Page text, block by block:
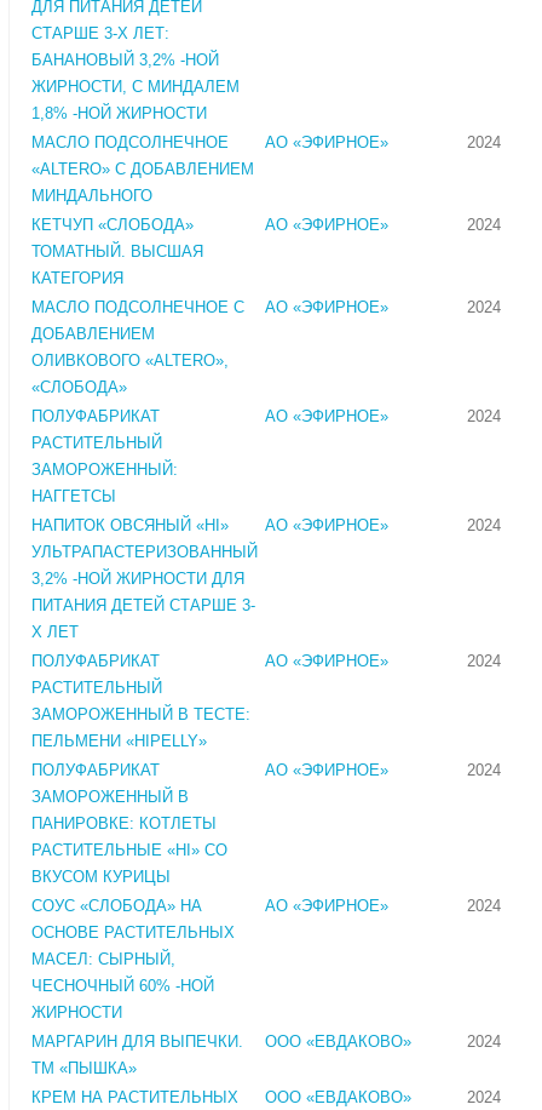
ДЛЯ ПИТАНИЯ ДЕТЕЙ
СТАРШЕ 3-Х ЛЕТ:
БАНАНОВЫЙ 3,2% -НОЙ
ЖИРНОСТИ, С МИНДАЛЕМ
1,8% -НОЙ ЖИРНОСТИ
МАСЛО ПОДСОЛНЕЧНОЕ
«ALTERO» С ДОБАВЛЕНИЕМ
МИНДАЛЬНОГО
АО «ЭФИРНОЕ» 2024
КЕТЧУП «СЛОБОДА»
ТОМАТНЫЙ. ВЫСШАЯ
КАТЕГОРИЯ
АО «ЭФИРНОЕ» 2024
МАСЛО ПОДСОЛНЕЧНОЕ С
ДОБАВЛЕНИЕМ
ОЛИВКОВОГО «ALTERO»,
«СЛОБОДА»
АО «ЭФИРНОЕ» 2024
ПОЛУФАБРИКАТ
РАСТИТЕЛЬНЫЙ
ЗАМОРОЖЕННЫЙ:
НАГГЕТСЫ
АО «ЭФИРНОЕ» 2024
НАПИТОК ОВСЯНЫЙ «HI»
УЛЬТРАПАСТЕРИЗОВАННЫЙ
3,2% -НОЙ ЖИРНОСТИ ДЛЯ
ПИТАНИЯ ДЕТЕЙ СТАРШЕ 3-
Х ЛЕТ
АО «ЭФИРНОЕ» 2024
ПОЛУФАБРИКАТ
РАСТИТЕЛЬНЫЙ
ЗАМОРОЖЕННЫЙ В ТЕСТЕ:
ПЕЛЬМЕНИ «HIPELLY»
АО «ЭФИРНОЕ» 2024
ПОЛУФАБРИКАТ
ЗАМОРОЖЕННЫЙ В
ПАНИРОВКЕ: КОТЛЕТЫ
РАСТИТЕЛЬНЫЕ «HI» СО
ВКУСОМ КУРИЦЫ
АО «ЭФИРНОЕ» 2024
СОУС «СЛОБОДА» НА
ОСНОВЕ РАСТИТЕЛЬНЫХ
МАСЕЛ: СЫРНЫЙ,
ЧЕСНОЧНЫЙ 60% -НОЙ
ЖИРНОСТИ
АО «ЭФИРНОЕ» 2024
МАРГАРИН ДЛЯ ВЫПЕЧКИ.
ТМ «ПЫШКА»
ООО «ЕВДАКОВО» 2024
КРЕМ НА РАСТИТЕЛЬНЫХ
ООО «ЕВДАКОВО» 2024